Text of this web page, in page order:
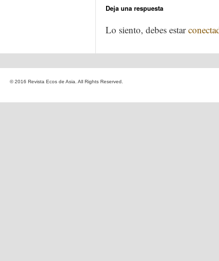
Deja una respuesta
Lo siento, debes estar
© 2016 Revista Ecos de Asia. All Rights Reserved.